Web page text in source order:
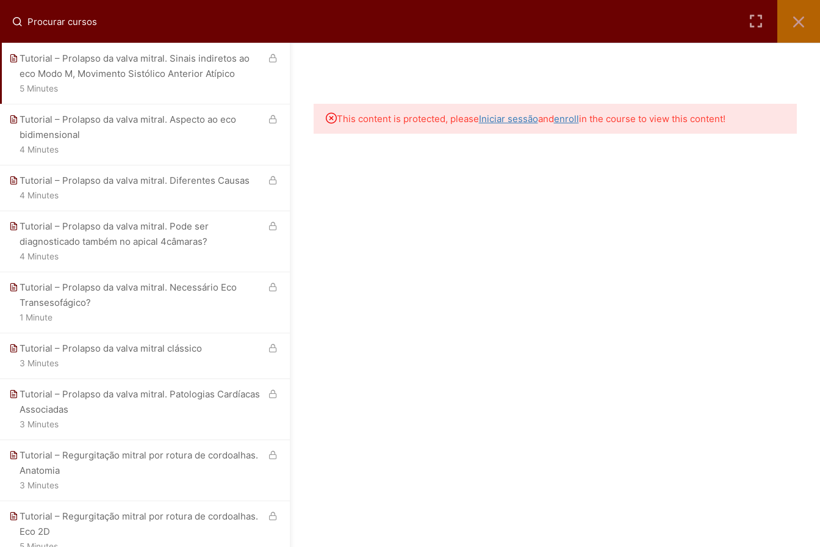
(21) 2536-0399
2 Minutes
Tutorial – Prolapso da valva mitral. Sinais indiretos ao
eco Modo M, Movimento Sistólico Anterior Atípico
5 Minutes
Tutorial – Prolapso da valva mitral. Aspecto ao eco
bidimensional
4 Minutes
Tutorial – Prolapso da valva mitral. Diferentes Causas
4 Minutes
Tutorial – Prolapso da valva mitral. Pode ser
diagnosticado também no apical 4câmaras?
4 Minutes
Tutorial – Prolapso da valva mitral. Necessário Eco
Transesofágico?
1 Minute
Tutorial – Prolapso da valva mitral clássico
3 Minutes
Tutorial – Prolapso da valva mitral. Patologias Cardíacas
Associadas
3 Minutes
Tutorial – Regurgitação mitral por rotura de cordoalhas.
Anatomia
3 Minutes
Tutorial – Regurgitação mitral por rotura de cordoalhas.
Eco 2D
This content is protected, pleaseIniciar sessãoandenrollin the course to view this content!